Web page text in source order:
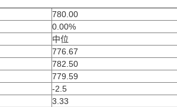
780.00
0.00%
中位
776.67
782.50
779.59
-2.5
3.33